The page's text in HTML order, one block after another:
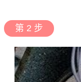
第 2 步